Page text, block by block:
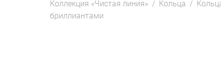
Коллекция «Чистая линия» / Кольца /
бриллиантами